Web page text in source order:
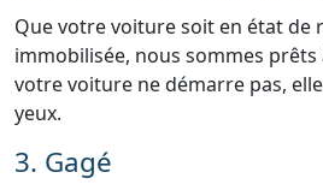
Que votre voiture soit en état de
immobilisée, nous sommes prêts
votre voiture ne démarre pas,
yeux.
3. Gagé